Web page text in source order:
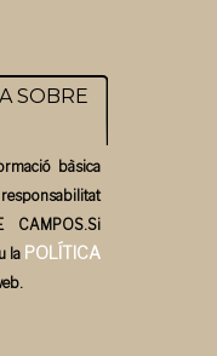
SOBRE
bàsica
CAMPOS.Si
la POLÍTICA